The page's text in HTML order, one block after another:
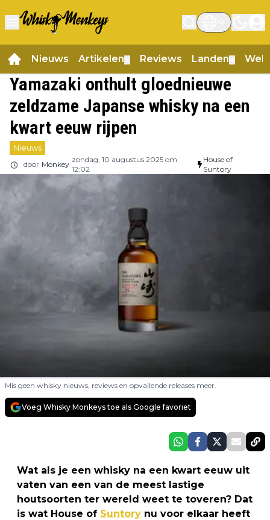
Nieuws Artikelen Reviews Landen
Yamazaki onthult gloednieuwe
zeldzame Japanse whisky na een
kwart eeuw rijpen
Nieuws
door Monkey
zondag, 10 augustus 2025 om
12:02
House of
Suntory
Mis geen whisky nieuws, reviews en opvallende releases meer.
Voeg Whisky Monkeys toe als Google favoriet
Wat als je een whisky na een kwart eeuw uit
vaten van een van de meest lastige
houtsoorten ter wereld weet te toveren? Dat
is wat House of Suntory nu voor elkaar heeft